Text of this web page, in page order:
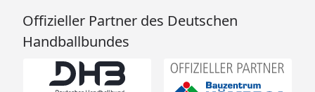
Offizieller Partner des Deutschen
Handballbundes